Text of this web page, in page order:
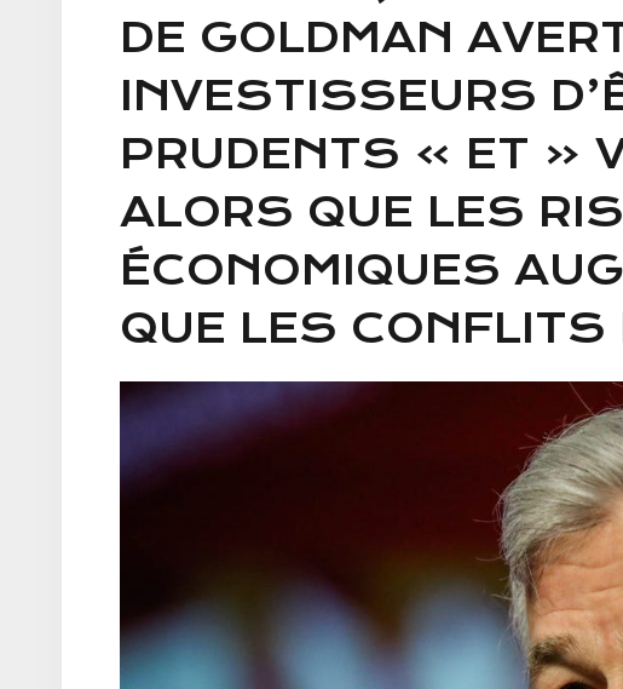
DE GOLDMAN
INVESTISSEURS
PRUDENTS » ET «
ALORS QUE LES
ÉCONOMIQUES
QUE LES CONFLITS